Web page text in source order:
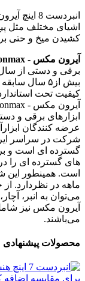
اشیای مختلف مثل
کشیدن میخ و حتی
آیرون مکس - Ironmax
بیش از۵ سال
کیفیت تحت
ابزارهای برقی و
عرضه کنندگان
شرکت در سراسر
گسترده ای است و
های گسترده ای را
است. همینطور این
ماهه در نظردارد.
می‌توان به انبر،
آیرون مکس نیز
می‌باشند.
محصولات پیشنهادی
برای مقایسه اضافه